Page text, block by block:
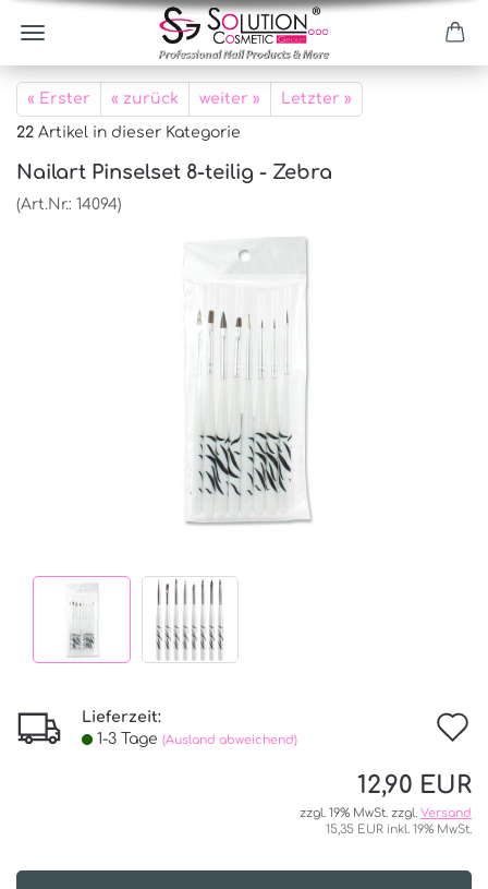
« Erster « zurück weiter » Letzter »
22 Artikel in dieser Kategorie
Nailart Pinselset 8-teilig - Zebra
(Art.Nr.: 14094)
Lieferzeit:
1-3 Tage (Ausland abweichend)
12,90 EUR
zzgl. 19% MwSt. zzgl. Versand
15,35 EUR inkl. 19% MwSt.